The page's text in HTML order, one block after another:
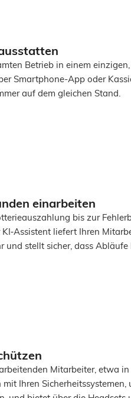
Betrieb in einem
Smartphone-App oder
auf dem gleichen Stand.
einarbeiten
bis zur
liefert Ihren
und stellt sicher, dass
Mitarbeiter, etwa
mit Ihren